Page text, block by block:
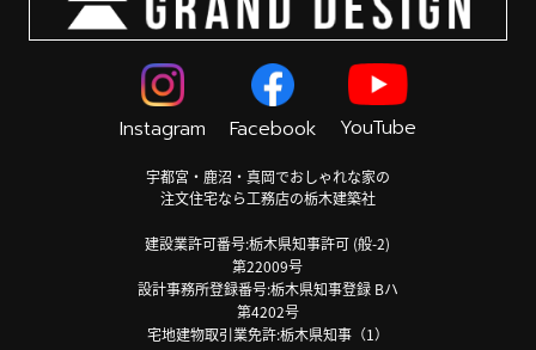
Instagram Facebook YouTube
宇都宮・鹿沼・真岡でおしゃれな家の
注文住宅なら工務店の栃木建築社
建設業許可番号:栃木県知事許可 (般-2)
第22009号
設計事務所登録番号:栃木県知事登録 Bハ
第4202号
宅地建物取引業免許:栃木県知事（1）